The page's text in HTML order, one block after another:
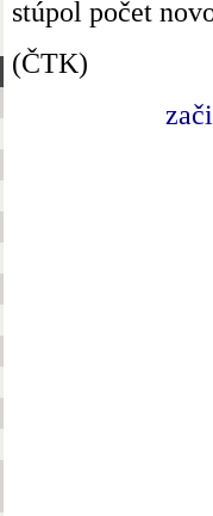
stúpol počet
(ČTK)